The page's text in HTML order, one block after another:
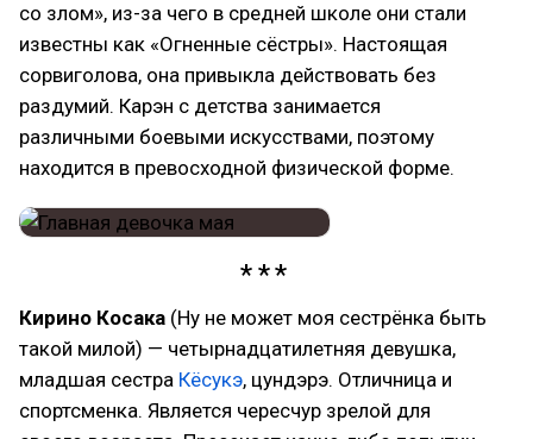
со злом», из-за чего в средней школе они стали
известны как «Огненные сёстры». Настоящая
сорвиголова, она привыкла действовать без
раздумий. Карэн с детства занимается
различными боевыми искусствами, поэтому
находится в превосходной физической форме.
Кирино Косака (Ну не может моя сестрёнка быть
такой милой) — четырнадцатилетняя девушка,
младшая сестра Кёсукэ, цундэрэ. Отличница и
спортсменка. Является чересчур зрелой для